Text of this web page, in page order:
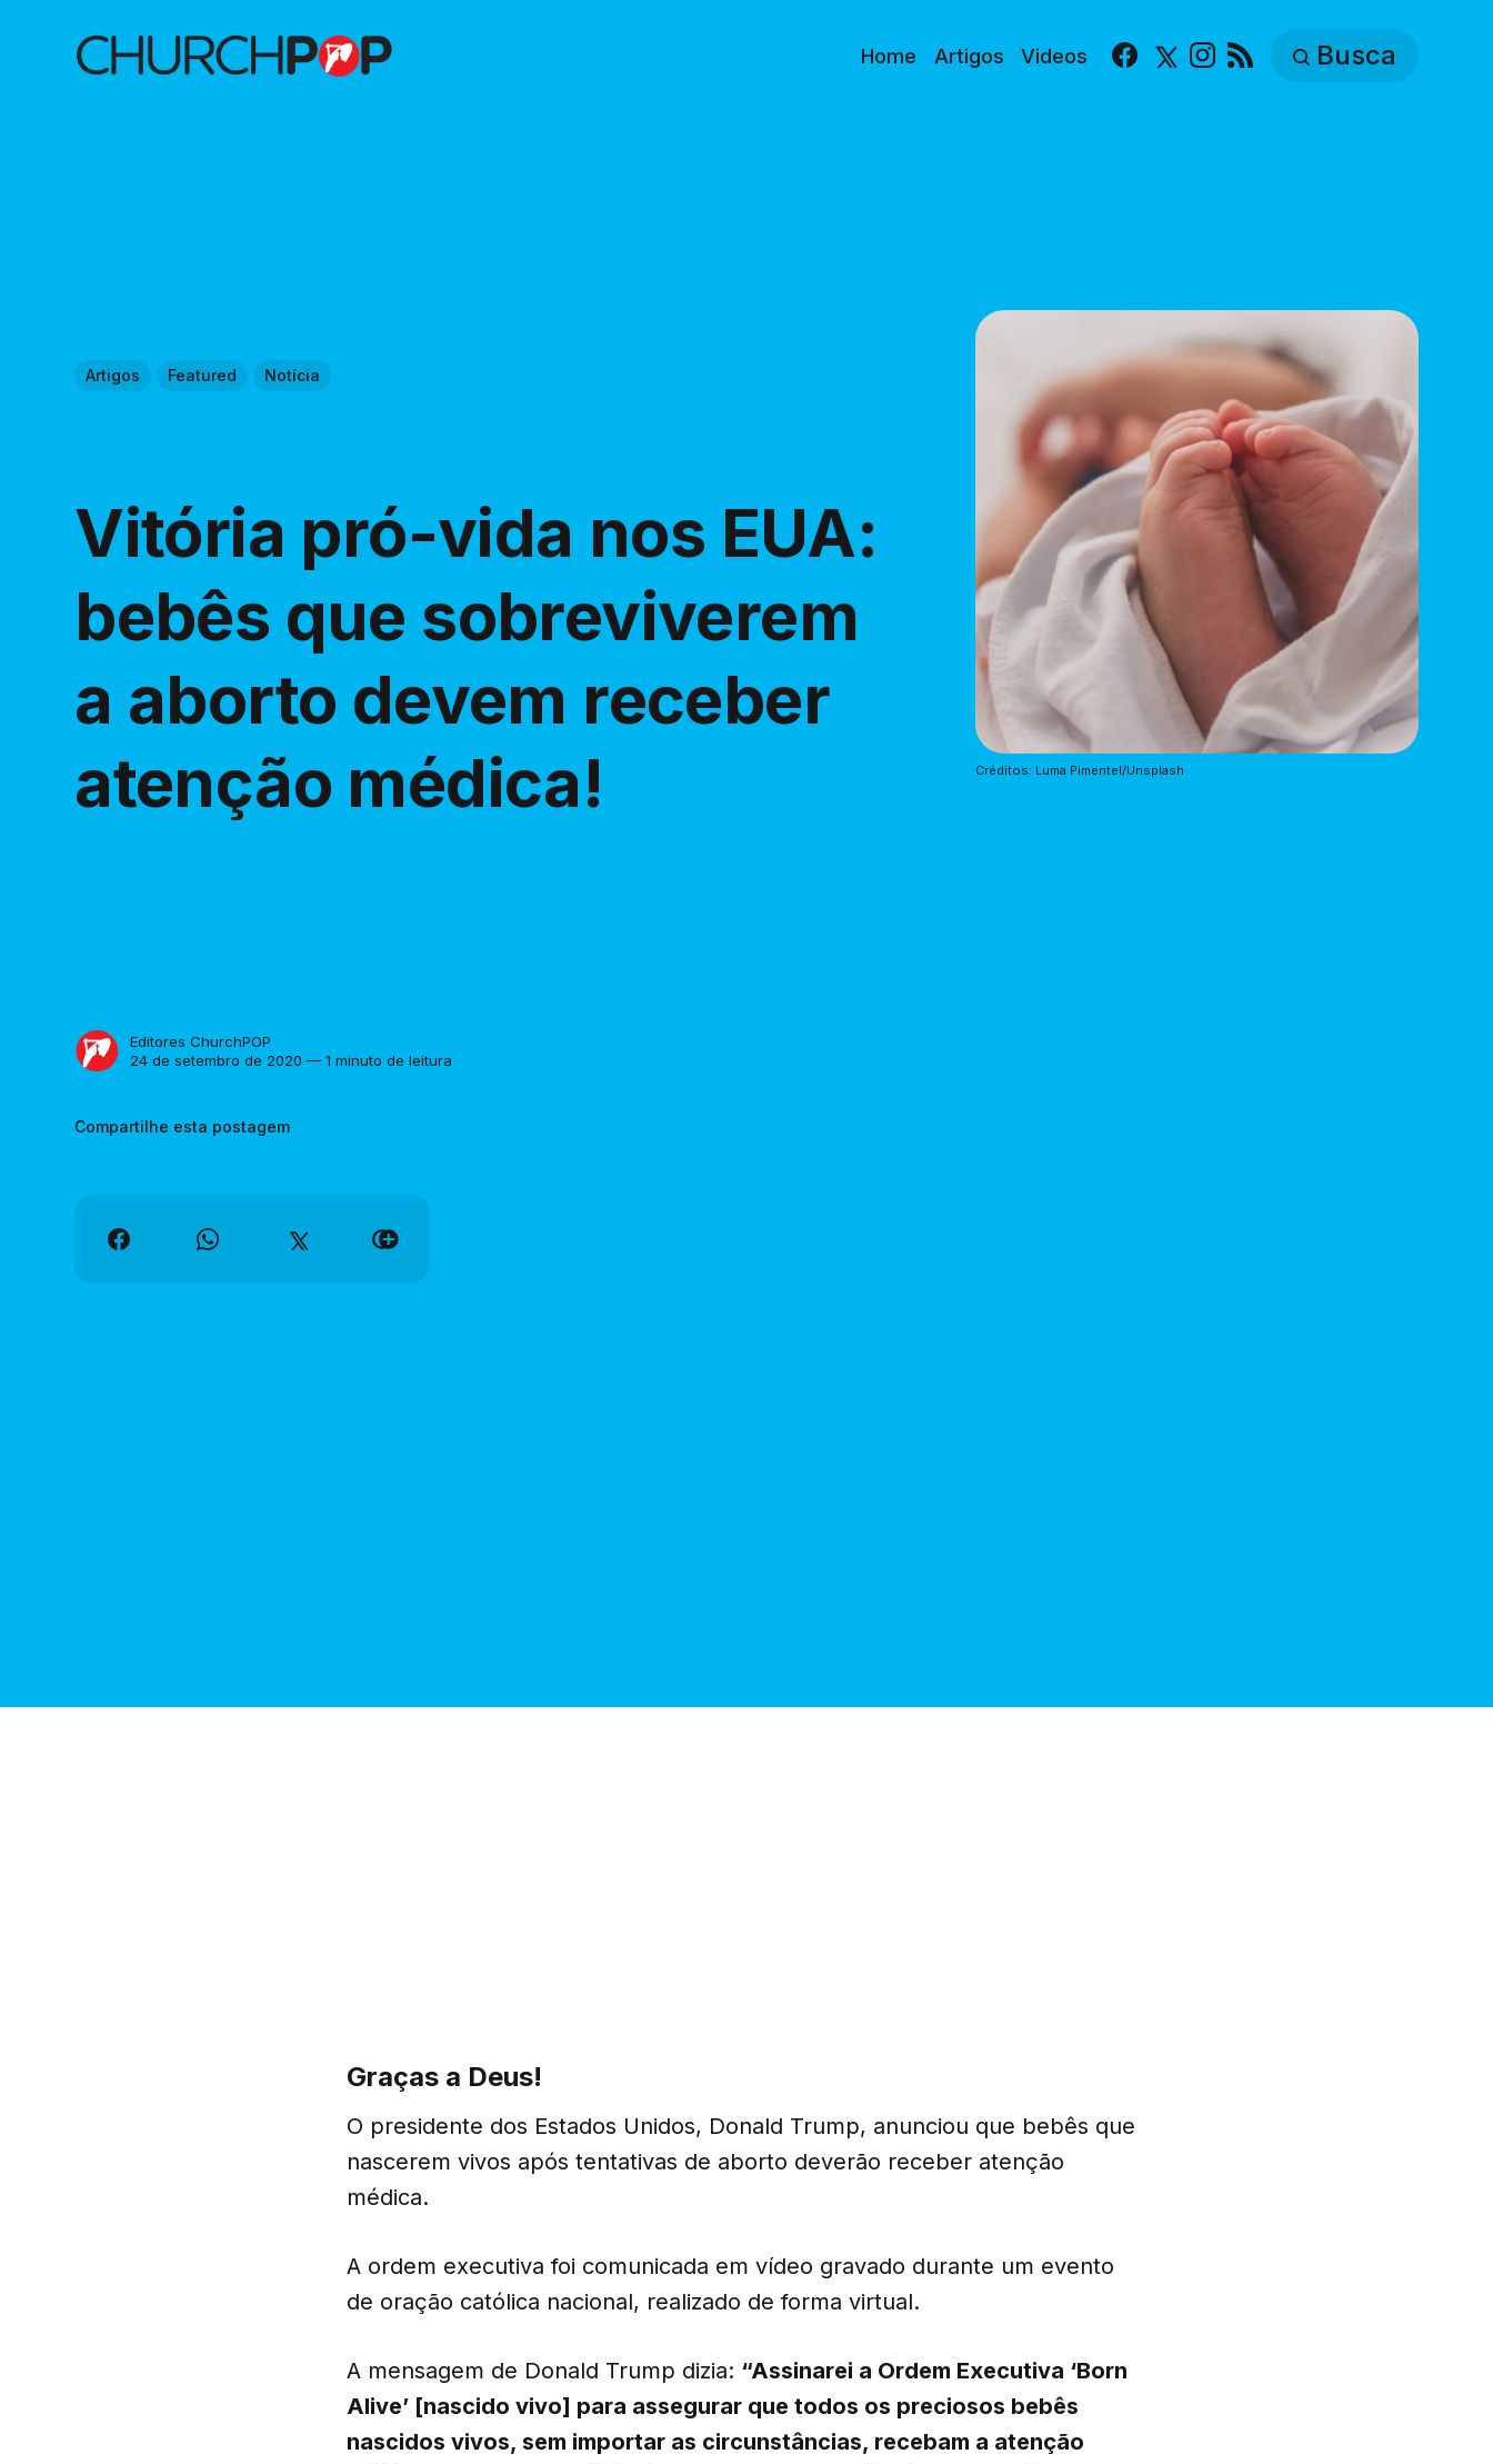
Home Artigos Videos Facebook
X Instagram Busca
Artigos Featured Notícia
Vitória pró-vida nos EUA:
bebês que sobreviverem
a aborto devem receber
atenção médica!
Editores ChurchPOP
24 de setembro de 2020 — 1 minuto de leitura
Compartilhe esta postagem
Créditos: Luma Pimentel/Unsplash
Graças a Deus!
O presidente dos Estados Unidos, Donald Trump, anunciou que bebês que
nascerem vivos após tentativas de aborto deverão receber atenção
médica.
A ordem executiva foi comunicada em vídeo gravado durante um evento
de oração católica nacional, realizado de forma virtual.
A mensagem de Donald Trump dizia: “Assinarei a Ordem Executiva ‘Born
Alive’ [nascido vivo] para assegurar que todos os preciosos bebês
nascidos vivos, sem importar as circunstâncias, recebam a atenção